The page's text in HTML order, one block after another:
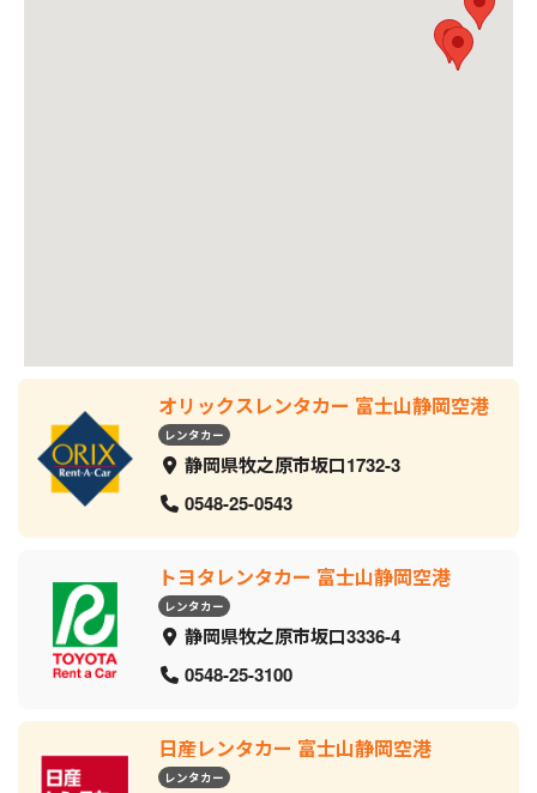
オリックスレンタカー 富士山静岡空港
レンタカー
静岡県牧之原市坂口1732-3
0548-25-0543
トヨタレンタカー 富士山静岡空港
レンタカー
静岡県牧之原市坂口3336-4
0548-25-3100
日産レンタカー 富士山静岡空港
レンタカー